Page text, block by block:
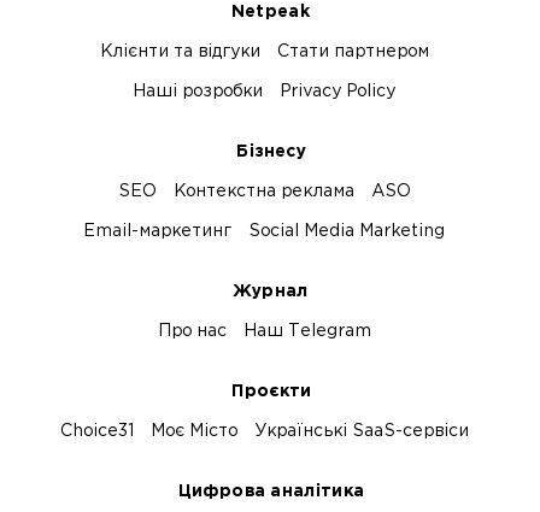
Netpeak
Клієнти та відгуки Стати партнером
Наші розробки Privacy Policy
Бізнесу
SEO Контекстна реклама ASO
Email-маркетинг Social Media Marketing
Журнал
Про нас Наш Telegram
Проєкти
Choice31 Моє Місто Українські SaaS-сервіси
Цифрова аналітика